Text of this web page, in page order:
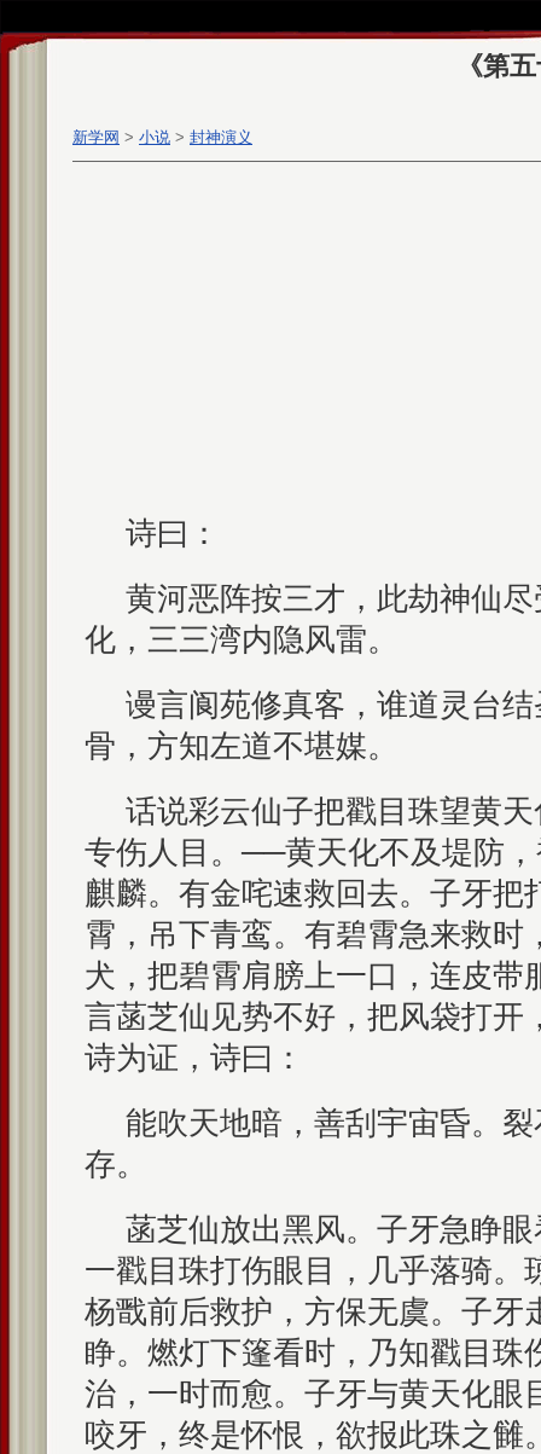
《第
新学网 > 小说 > 封神演义
诗曰：
黄河恶阵按三才，此劫神仙
化，三三湾内隐风雷。
谩言阆苑修真客，谁道灵台
骨，方知左道不堪媒。
话说彩云仙子把戳目珠望黄
专伤人目。──黄天化不及堤防
麒麟。有金咤速救回去。子牙把
霄，吊下青鸾。有碧霄急来救时
犬，把碧霄肩膀上一口，连皮带
言菡芝仙见势不好，把风袋打开
诗为证，诗曰：
能吹天地暗，善刮宇宙昏。
存。
菡芝仙放出黑风。子牙急睁
一戳目珠打伤眼目，几乎落骑。
杨戬前后救护，方保无虞。子牙
睁。燃灯下篷看时，乃知戳目珠
治，一时而愈。子牙与黄天化眼
咬牙，终是怀恨，欲报此珠之雠